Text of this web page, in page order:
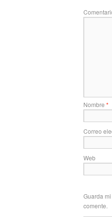
Nombre *
Correo
Web
Guarda
comente.